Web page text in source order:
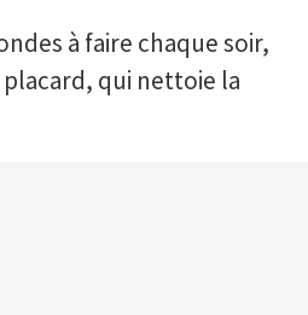
à faire chaque soir,
qui nettoie la